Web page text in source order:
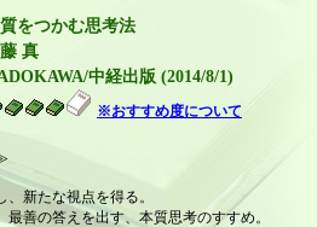
をつかむ思考法
真
中経出版 (2014/8/1)
※おすすめ度について
新たな視点を得る。
最善の答えを出す、本質思考のすすめ。